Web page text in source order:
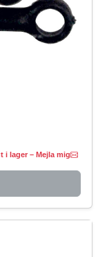
i lager – Mejla mig